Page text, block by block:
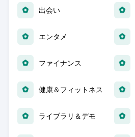
出会い
エンタメ
ファイナンス
健康＆フィットネス
ライブラリ＆デモ